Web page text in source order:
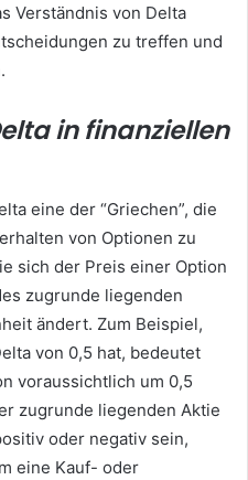
Verständnis von Delta
zu treffen und
in finanziellen
eine der “Griechen”, die
von Optionen zu
sich der Preis einer Option
zugrunde liegenden
ändert. Zum Beispiel,
von 0,5 hat, bedeutet
voraussichtlich um 0,5
zugrunde liegenden Aktie
oder negativ sein,
eine Kauf- oder